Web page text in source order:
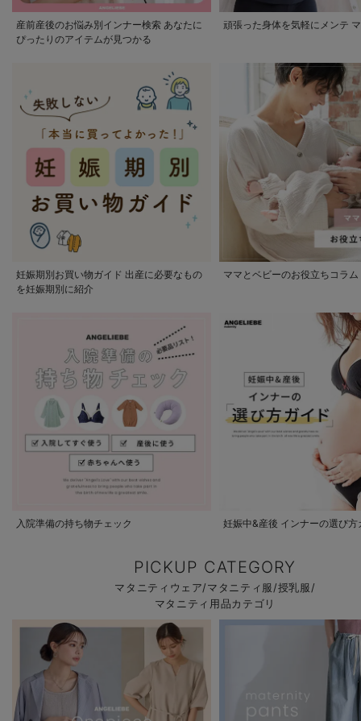
産前産後のお悩み別インナー検索 あなたに
ぴったりのアイテムが見つかる
頑張った身体を気軽にメンテ
妊娠期別お買い物ガイド 出産に必要なもの
を妊娠期別に紹介
ママとベビーのお役立ちコラム
入院準備の持ち物チェック 妊娠中&産後 インナーの選び方
PICKUP CATEGORY
マタニティウェア/マタニティ服/授乳服/
マタニティ用品カテゴリ